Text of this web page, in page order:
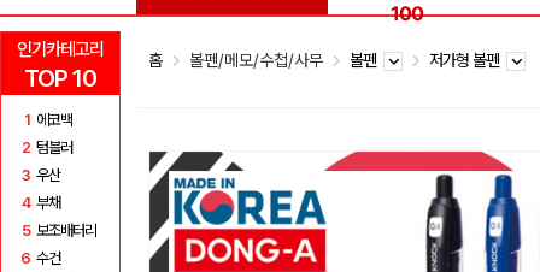
인기카테고리
TOP 10
1 에코백
2 텀블러
3 우산
4 부채
5 보조배터리
6 수건
100
홈 볼펜/메모/수첩/사무 볼펜 저가형 볼펜